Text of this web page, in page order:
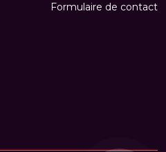
Formulaire de contact